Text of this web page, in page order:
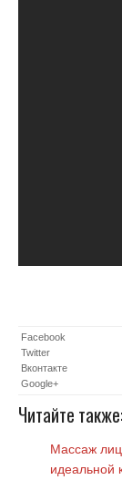
Facebook
Twitter
Вконтакте
Google+
Читайте также:
Массаж
идеальной